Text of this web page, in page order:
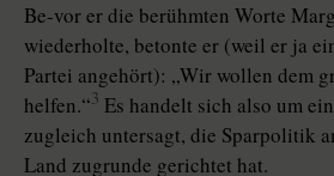
Be-vor er die berühmten Worte
wiederholte, betonte er (weil er ja
Partei angehört): „Wir wollen dem
helfen.“3 Es handelt sich also um
zugleich untersagt, die Sparpolitik
Land zugrunde gerichtet hat.